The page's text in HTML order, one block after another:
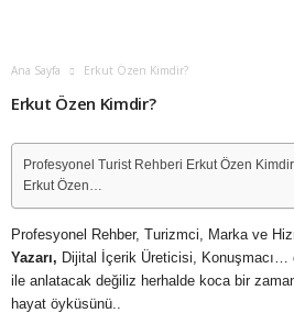
Ana Sayfa Erkut Özen Kimdir?
Erkut Özen Kimdir?
Profesyonel Turist Rehberi Erkut Özen
Erkut Özen…
Profesyonel Rehber, Turizmci, Marka ve
Yazarı, Dijital İçerik Üreticisi,
ile anlatacak değiliz herhalde koca bir
hayat öyküsünü..